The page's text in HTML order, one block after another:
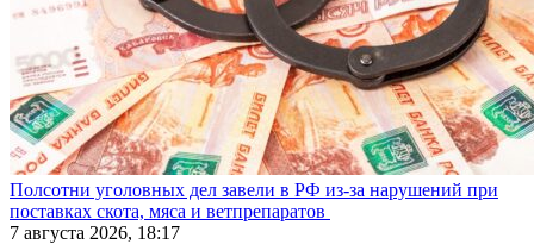
Полсотни уголовных дел завели в РФ из-за нарушений при
поставках скота, мяса и ветпрепаратов
7 августа 2026, 18:17